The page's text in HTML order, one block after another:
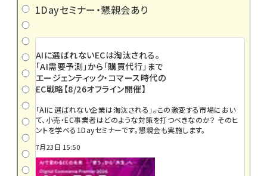
1Dayセミナー・懇親会あり
AIに選ばれないECは淘汰される。
「AI需要予測」から「購買代行」まで
エージェンティック・コマース時代の
EC戦略【8/26オフライン開催】
「AIに選ばれない企業は淘汰される」――。この激変する市場におい
て、小売・EC事業者はどのような対策を打つべきなのか？ そのヒ
ントを学べる1Dayセミナーです。懇親会も実施します。
7月23日 15:50